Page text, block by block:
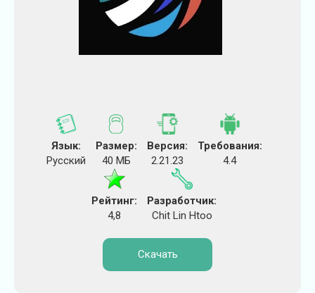
Язык:
Русский
Размер:
40 МБ
Версия:
2.21.23
Требования:
4.4
Рейтинг:
4,8
Разработчик:
Chit Lin Htoo
Скачать